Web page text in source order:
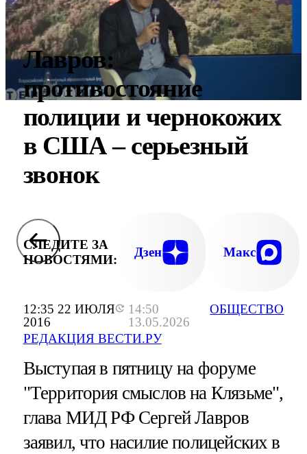
12:35 22 ИЮЛЯ
2016
14:50
13.05.2026
РЕДАКЦИЯ ВЕСТИ.РУ
ОБЩЕСТВО
Лавров:
противостояние
полиции и чернокожих
в США – серьезный
звонок
СЛЕДИТЕ ЗА
НОВОСТЯМИ:
Дзен Макс
Выступая в пятницу на форуме
"Территория смыслов на Клязьме",
глава МИД РФ Сергей Лавров
заявил, что насилие полицейских в